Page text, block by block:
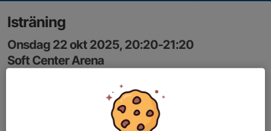
Isträning
Onsdag 22 okt 2025, 20:20-21:20
Soft Center Arena